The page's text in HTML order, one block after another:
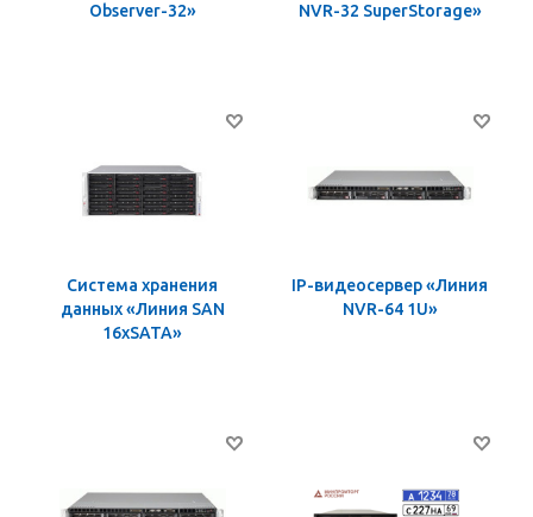
Observer-32»
NVR-32 SuperStorage»
Система хранения
данных «Линия SAN
16хSATA»
IP-видеосервер «Линия
NVR-64 1U»